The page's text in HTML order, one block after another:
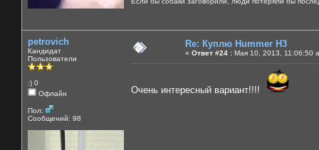
petrovich
Кандидат
Пользователи
:) 0
Офлайн
Пол:
Сообщений: 98
Re: Куплю Hummer H3
« Ответ #24 : Мая 10, 2013, 11:06:50
Очень интересный вариант!!!!